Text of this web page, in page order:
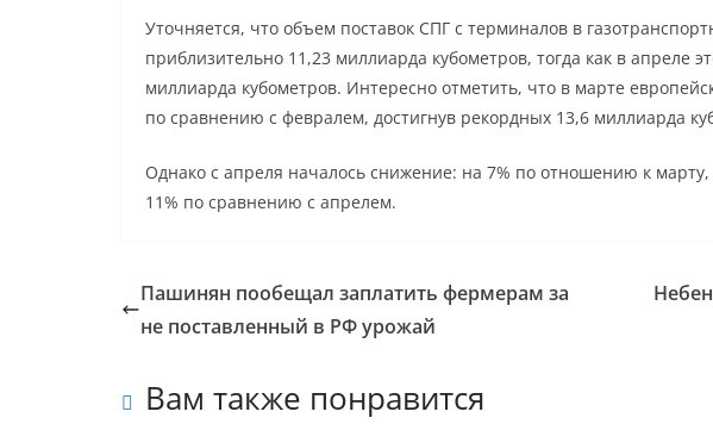
Уточняется, что объем поставок СПГ с терминалов в
приблизительно 11,23 миллиарда кубометров, тогда как в апреле
миллиарда кубометров. Интересно отметить, что в марте
по сравнению с февралем, достигнув рекордных 13,6 миллиарда
Однако с апреля началось снижение: на 7% по отношению к
11% по сравнению с апрелем.
Пашинян пообещал заплатить фермерам за
не поставленный в РФ урожай
Вам также понравится